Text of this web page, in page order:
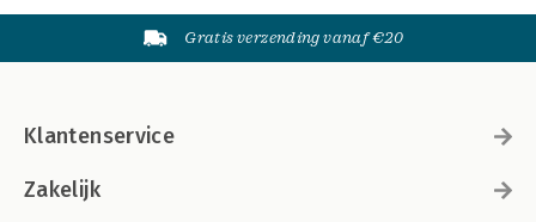
Gratis verzending vanaf €20
Klantenservice
Zakelijk